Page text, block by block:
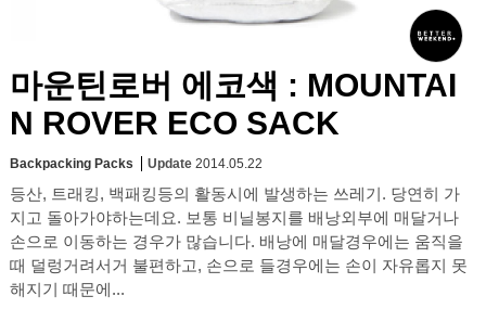
마운틴로버 에코색 : MOUNTAI
N ROVER ECO SACK
Backpacking Packs Update 2014.05.22
등산, 트래킹, 백패킹등의 활동시에 발생하는 쓰레기. 당연히 가
지고 돌아가야하는데요. 보통 비닐봉지를 배낭외부에 매달거나
손으로 이동하는 경우가 많습니다. 배낭에 매달경우에는 움직을
때 덜렁거려서거 불편하고, 손으로 들경우에는 손이 자유롭지 못
해지기 때문에...